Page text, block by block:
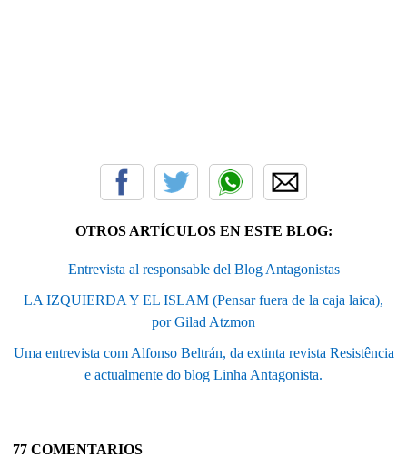
OTROS ARTÍCULOS EN ESTE BLOG:
Entrevista al responsable del Blog Antagonistas
LA IZQUIERDA Y EL ISLAM (Pensar fuera de la caja laica),
por Gilad Atzmon
Uma entrevista com Alfonso Beltrán, da extinta revista Resistência
e actualmente do blog Linha Antagonista.
77 COMENTARIOS